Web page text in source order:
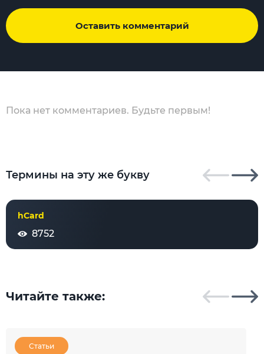
Оставить комментарий
Пока нет комментариев. Будьте первым!
Термины на эту же букву
hCard
8752
Читайте также:
Статьи